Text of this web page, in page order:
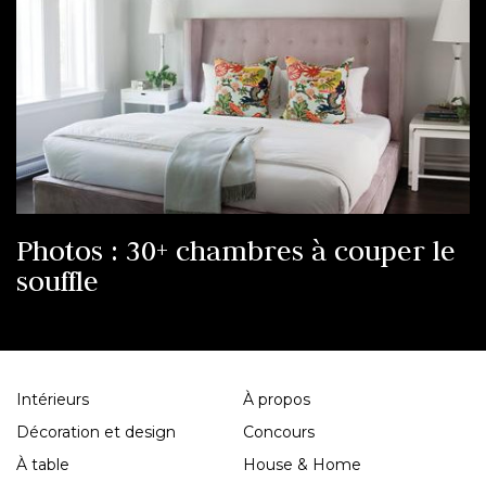
Photos : 30+ chambres à couper le
souffle
Intérieurs
Décoration et design
À table
À propos
Concours
House & Home